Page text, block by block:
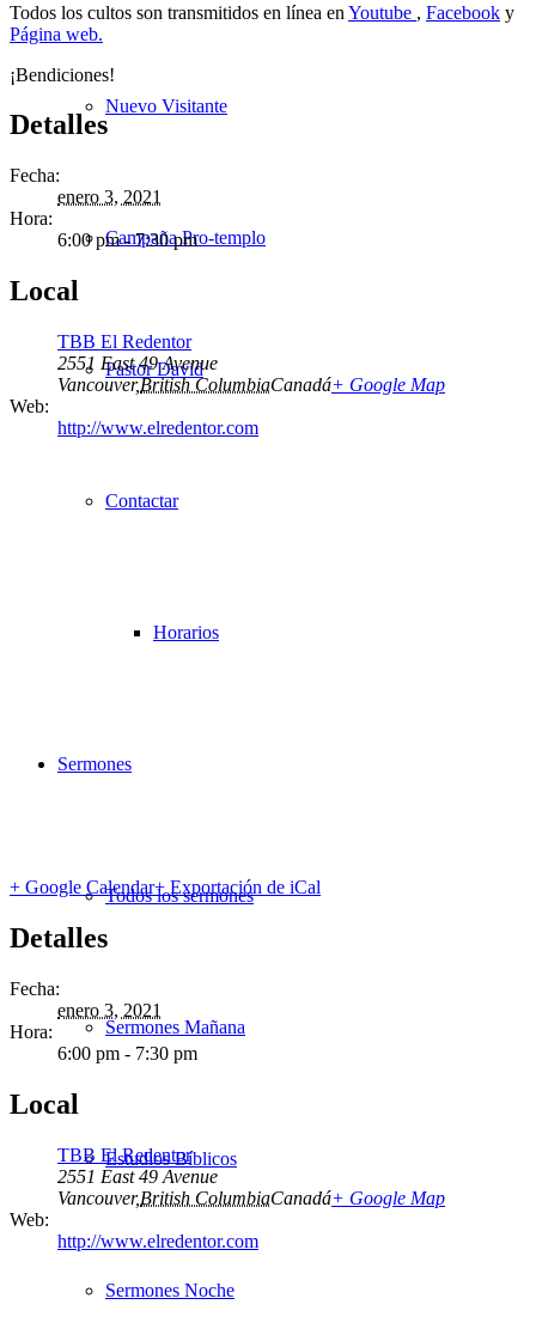
Nuevo Visitante
Campaña Pro-templo
Pastor David
Contactar
Horarios
Sermones
Todos los sermones
Sermones Mañana
Estudios Bíblicos
Sermones Noche
Todos los cultos son transmitidos en línea en Youtube , Facebook y
Página web.
¡Bendiciones!
Detalles
Fecha:
enero 3, 2021
Hora:
6:00 pm - 7:30 pm
Local
TBB El Redentor
2551 East 49 Avenue
Vancouver,British ColumbiaCanadá+ Google Map
Web:
http://www.elredentor.com
+ Google Calendar+ Exportación de iCal
Detalles
Fecha:
enero 3, 2021
Hora:
6:00 pm - 7:30 pm
Local
TBB El Redentor
2551 East 49 Avenue
Vancouver,British ColumbiaCanadá+ Google Map
Web:
http://www.elredentor.com